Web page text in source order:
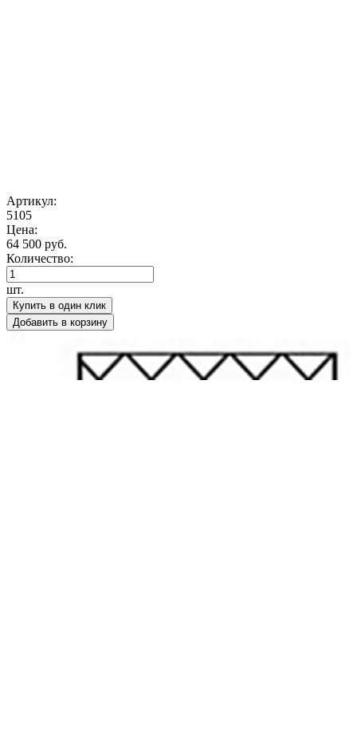
Артикул:
5105
Цена:
64 500 руб.
Количество:
шт.
Купить в один клик
Добавить в корзину